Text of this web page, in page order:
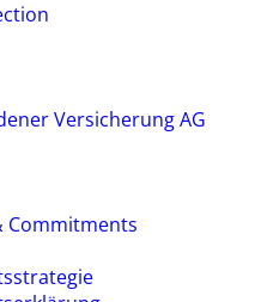
Versicherung AG
Commitments